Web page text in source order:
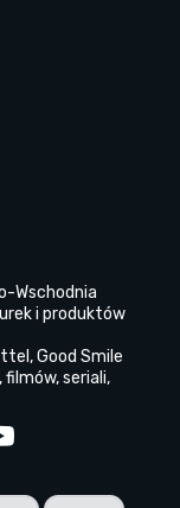
Wschodnia
i produktów
Good Smile
seriali,